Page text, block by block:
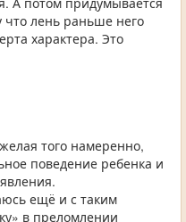
лень раньше него
характера. Это
того намеренно,
поведение ребенка и
ещё и с таким
в преломлении